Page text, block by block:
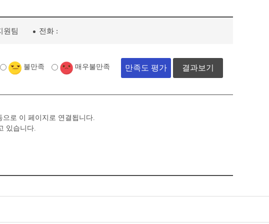
원팀 전화 :
불만족 매우불만족 결과보기
로 이 페이지로 연결됩니다.
있습니다.